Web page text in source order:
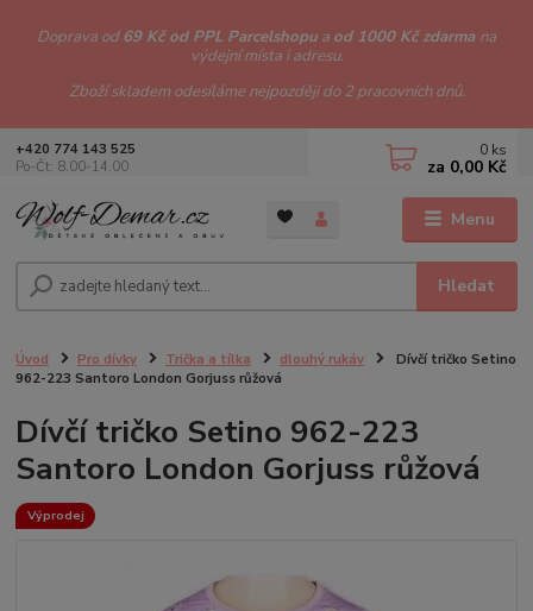
Doprava od69 Kč od PPL Parcelshopu a od 1000 Kč zdarma na
výdejní místa i adresu.
Zboží skladem odesíláme nejpozději do 2 pracovních dnů.
Menu
Hledat
+420 774 143 525
Po-Čt: 8.00-14.00
0 ks
za 0,00 Kč
Úvod Pro dívky Trička a tílka dlouhý rukáv
Dívčí tričko Setino
962-223 Santoro London Gorjuss růžová
Dívčí tričko Setino 962-223
Santoro London Gorjuss růžová
Výprodej